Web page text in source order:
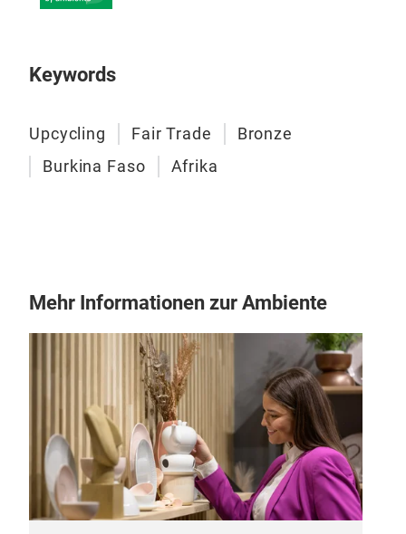
Keywords
Upcycling Fair Trade
Bronze
Burkina Faso
Afrika
Mehr Informationen zur Ambiente